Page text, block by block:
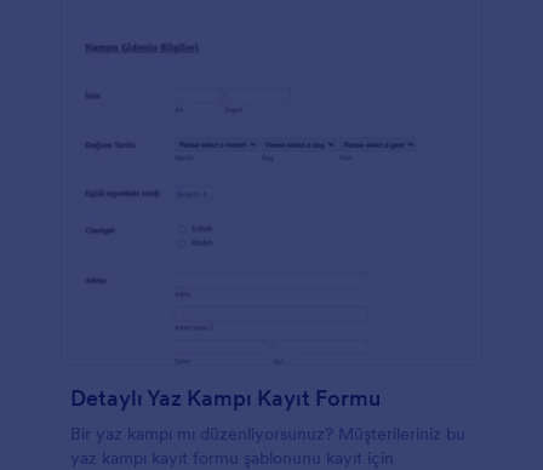
Detaylı Yaz Kampı Kayıt Formu
Bir yaz kampı mı düzenliyorsunuz? Müşterileriniz bu
yaz kampı kayıt formu şablonunu kayıt için